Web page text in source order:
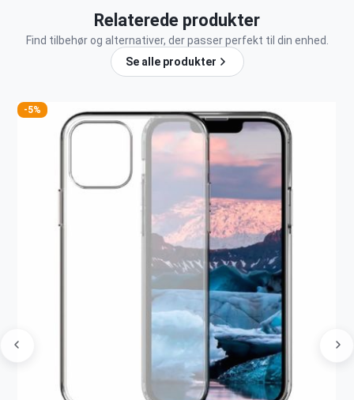
Relaterede produkter
Find tilbehør og alternativer, der passer perfekt til din enhed.
Se alle produkter
-5%